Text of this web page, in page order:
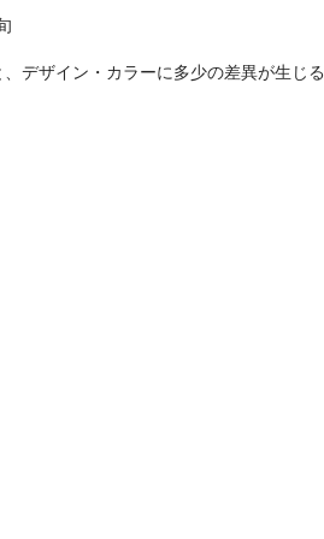
デザイン・カラーに多少の差異が生じる